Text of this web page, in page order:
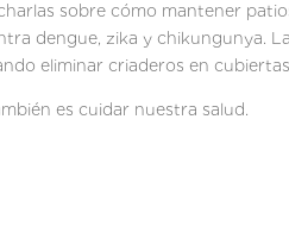
sobre cómo mantener
dengue, zika y chikungunya.
eliminar criaderos en
es cuidar nuestra salud.